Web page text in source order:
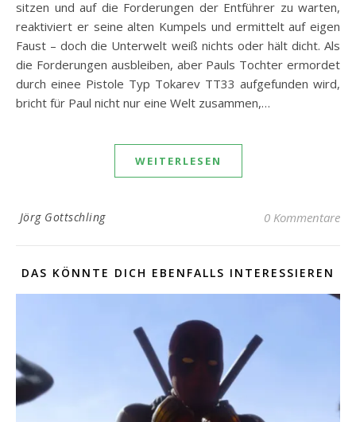
sitzen und auf die Forderungen der Entführer zu warten,
reaktiviert er seine alten Kumpels und ermittelt auf eigen
Faust – doch die Unterwelt weiß nichts oder hält dicht. Als
die Forderungen ausbleiben, aber Pauls Tochter ermordet
durch einee Pistole Typ Tokarev TT33 aufgefunden wird,
bricht für Paul nicht nur eine Welt zusammen,…
WEITERLESEN
Jörg Gottschling 0 Kommentare
DAS KÖNNTE DICH EBENFALLS INTERESSIEREN